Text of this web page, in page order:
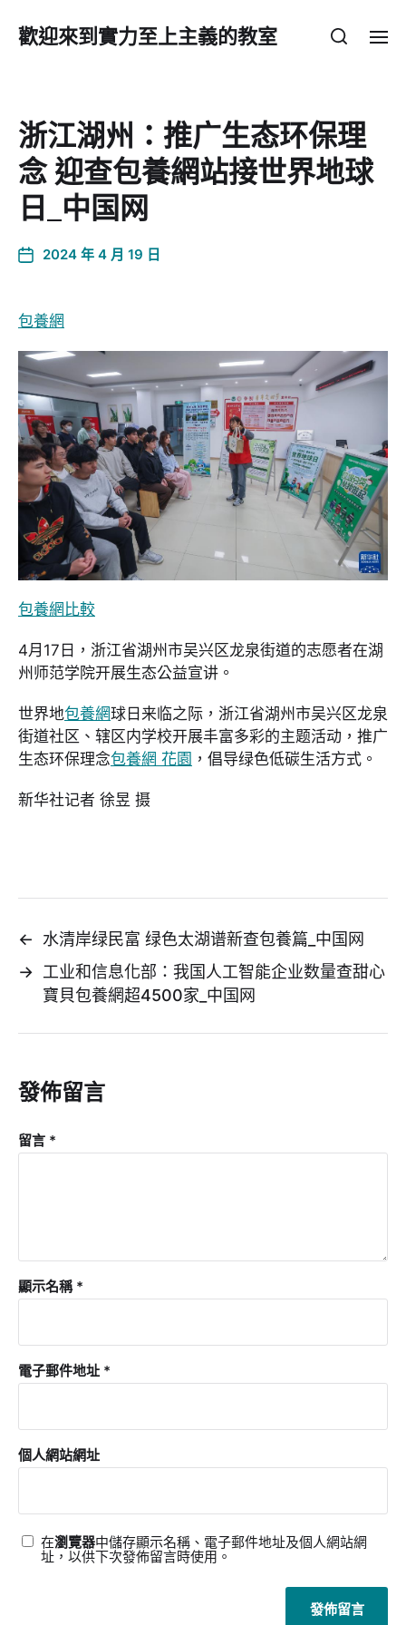
歡迎來到實力至上主義的教室
浙江湖州：推广生态环保理
念 迎查包養網站接世界地球
日_中国网
2024 年 4 月 19 日
包養網
包養網比較
4月17日，浙江省湖州市吴兴区龙泉街道的志愿者在湖
州师范学院开展生态公益宣讲。
世界地包養網球日来临之际，浙江省湖州市吴兴区龙泉
街道社区、辖区内学校开展丰富多彩的主题活动，推广
生态环保理念包養網 花園 ，倡导绿色低碳生活方式。
新华社记者 徐昱 摄
←
水清岸绿民富 绿色太湖谱新查包養篇_中国网
→ 工业和信息化部：我国人工智能企业数量查甜心
寶貝包養網超4500家_中国网
發佈留言
留言 *
顯示名稱 *
電子郵件地址 *
個人網站網址
在瀏覽器中儲存顯示名稱、電子郵件地址及個人網站網
址，以供下次發佈留言時使用。